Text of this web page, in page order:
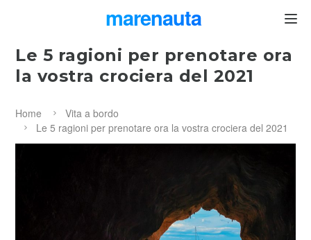
marenauta
Le 5 ragioni per prenotare ora
la vostra crociera del 2021
Home
Vita a bordo
Le 5 ragioni per prenotare ora la vostra crociera del 2021